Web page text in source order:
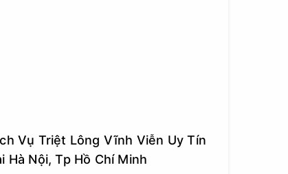
Vụ Triệt Lông Vĩnh Viễn Uy Tín
Hà Nội, Tp Hồ Chí Minh